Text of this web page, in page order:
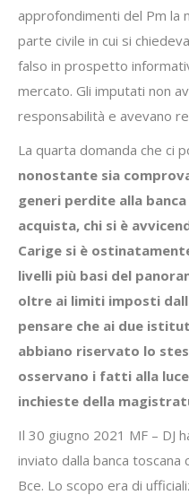
approfondimenti del Pm la
parte civile in cui si
falso in prospetto
mercato. Gli imputati non
responsabilità e avevano
La quarta domanda che ci
nonostante sia
generi perdite alla
acquista, chi si è
Carige si è
livelli più basi del
oltre ai limiti imposti
pensare che ai due
abbiano riservato lo
osservano i fatti alla
inchieste della
Il 30 giugno 2021 MF – DJ
inviato dalla banca toscana
Bce. Lo scopo era di